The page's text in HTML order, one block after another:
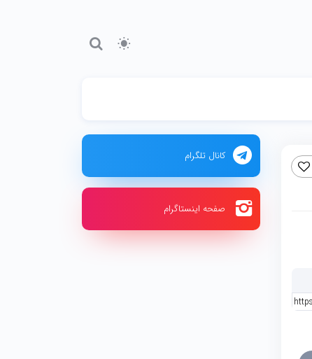
کانال تلگرام
صفحه اینستاگرام